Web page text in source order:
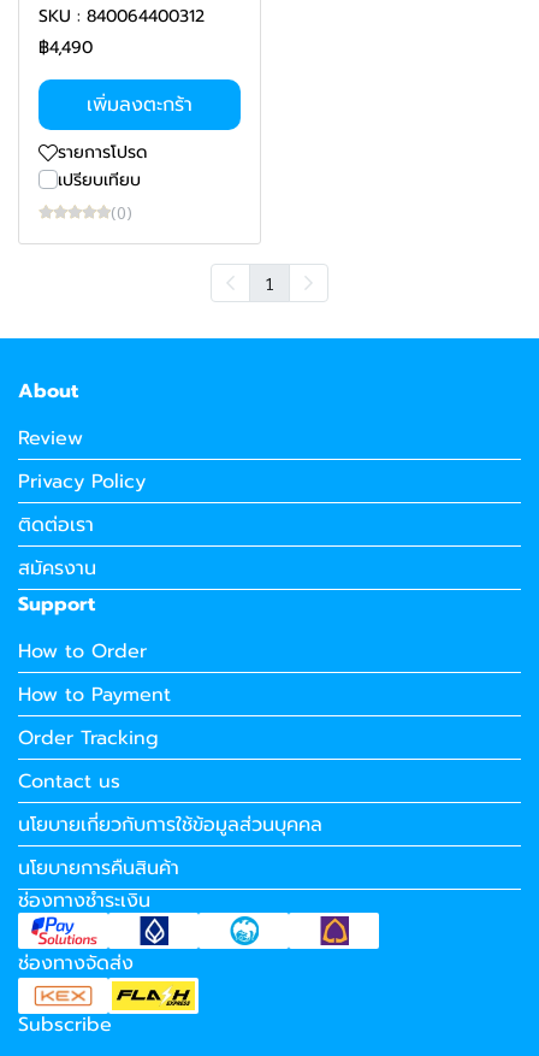
SKU : 840064400312
฿4,490
เพิ่มลงตะกร้า
รายการโปรด
เปรียบเทียบ
(0)
1
About
Review
Privacy Policy
ติดต่อเรา
สมัครงาน
Support
How to Order
How to Payment
Order Tracking
Contact us
นโยบายเกี่ยวกับการใช้ข้อมูลส่วนบุคคล
นโยบายการคืนสินค้า
ช่องทางชำระเงิน
ช่องทางจัดส่ง
Subscribe